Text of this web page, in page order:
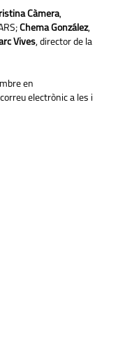
Càmera,
Chema González,
Vives, director de la
en
electrònic a les i